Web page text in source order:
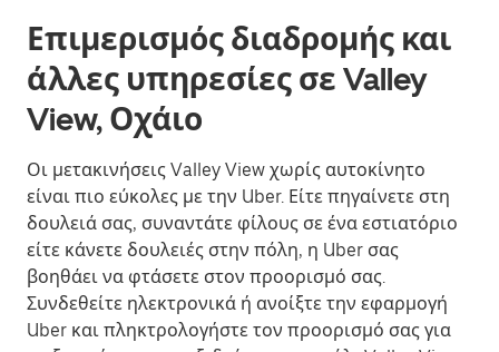
Επιμερισμός διαδρομής και
άλλες υπηρεσίες σε Valley
View, Οχάιο
Οι μετακινήσεις Valley View χωρίς αυτοκίνητο
είναι πιο εύκολες με την Uber. Είτε πηγαίνετε στη
δουλειά σας, συναντάτε φίλους σε ένα εστιατόριο
είτε κάνετε δουλειές στην πόλη, η Uber σας
βοηθάει να φτάσετε στον προορισμό σας.
Συνδεθείτε ηλεκτρονικά ή ανοίξτε την εφαρμογή
Uber και πληκτρολογήστε τον προορισμό σας για